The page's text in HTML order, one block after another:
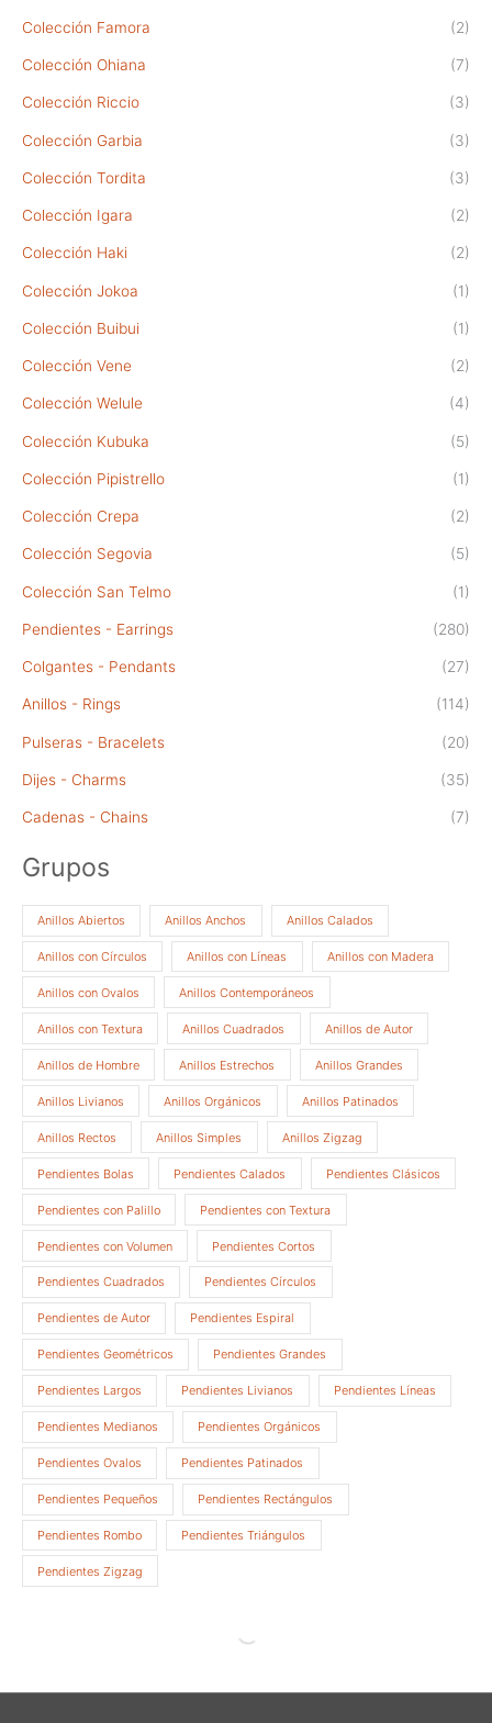
Colección Famora (2)
Colección Ohiana (7)
Colección Riccio (3)
Colección Garbia (3)
Colección Tordita (3)
Colección Igara (2)
Colección Haki (2)
Colección Jokoa (1)
Colección Buibui (1)
Colección Vene (2)
Colección Welule (4)
Colección Kubuka (5)
Colección Pipistrello (1)
Colección Crepa (2)
Colección Segovia (5)
Colección San Telmo (1)
Pendientes - Earrings (280)
Colgantes - Pendants (27)
Anillos - Rings (114)
Pulseras - Bracelets (20)
Dijes - Charms (35)
Cadenas - Chains (7)
Grupos
Anillos Abiertos Anillos Anchos Anillos Calados
Anillos con Círculos Anillos con Líneas Anillos con Madera
Anillos con Ovalos Anillos Contemporáneos
Anillos con Textura Anillos Cuadrados Anillos de Autor
Anillos de Hombre Anillos Estrechos Anillos Grandes
Anillos Livianos Anillos Orgánicos Anillos Patinados
Anillos Rectos Anillos Simples Anillos Zigzag
Pendientes Bolas Pendientes Calados Pendientes Clásicos
Pendientes con Palillo Pendientes con Textura
Pendientes con Volumen Pendientes Cortos
Pendientes Cuadrados Pendientes Círculos
Pendientes de Autor Pendientes Espiral
Pendientes Geométricos Pendientes Grandes
Pendientes Largos Pendientes Livianos Pendientes Líneas
Pendientes Medianos Pendientes Orgánicos
Pendientes Ovalos Pendientes Patinados
Pendientes Pequeños Pendientes Rectángulos
Pendientes Rombo Pendientes Triángulos
Pendientes Zigzag